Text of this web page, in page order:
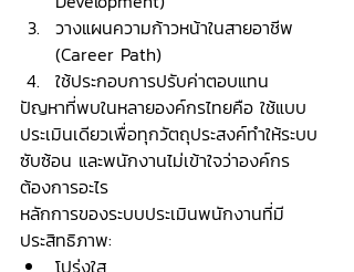
วางแผนความก้าวหน้าในสายอาชีพ
(Career Path)
ใช้ประกอบการปรับค่าตอบแทน
ปัญหาที่พบในหลายองค์กรไทยคือ ใช้แบบ
ประเมินเดียวเพื่อทุกวัตถุประสงค์ทำให้ระบบ
ซับซ้อน และพนักงานไม่เข้าใจว่าองค์กร
ต้องการอะไร
หลักการของระบบประเมินพนักงานที่มี
ประสิทธิภาพ:
โปร่งใส